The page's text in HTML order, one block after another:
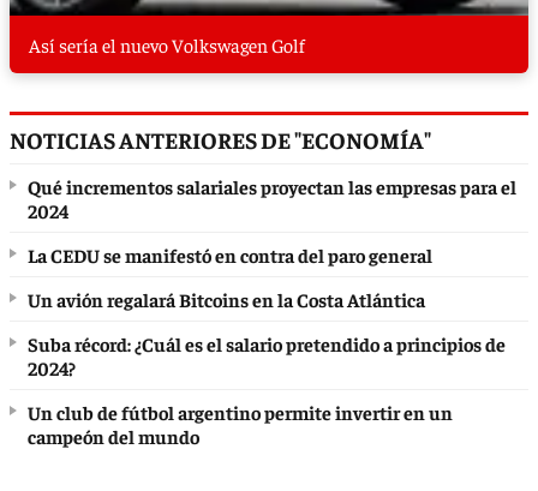
Así sería el nuevo Volkswagen Golf
NOTICIAS ANTERIORES DE "ECONOMÍA"
Qué incrementos salariales proyectan las empresas para el
2024
La CEDU se manifestó en contra del paro general
Un avión regalará Bitcoins en la Costa Atlántica
Suba récord: ¿Cuál es el salario pretendido a principios de
2024?
Un club de fútbol argentino permite invertir en un
campeón del mundo